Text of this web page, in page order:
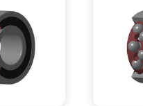
kính vai tối đa OR
kính góc lượn tối đa trục & vỏ